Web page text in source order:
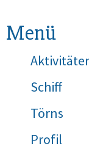
Menü
Schiff
Törns
Profil